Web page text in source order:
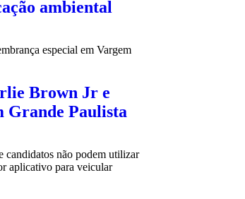
ambiental
Brown Jr e
Grande Paulista